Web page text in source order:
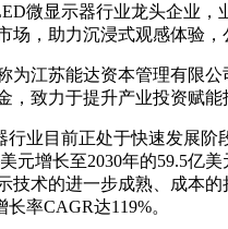
显示器行业龙头企业，业
场，助力沉浸式观感体验，
江苏能达资本管理有限公
，致力于提升产业投资赋
目前正处于快速发展阶
元增长至2030年的59.5亿
技术的进一步成熟、成本
率CAGR达119%。